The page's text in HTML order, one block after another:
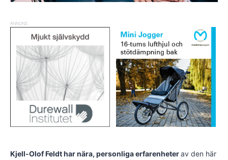
ANNONS
Kjell-Olof Feldt har nära, personliga erfarenheterav den här